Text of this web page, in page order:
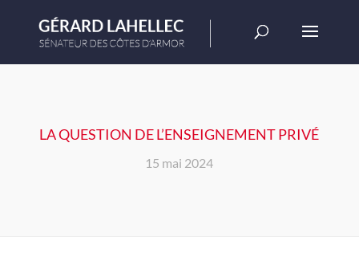
LA QUESTION DE L’ENSEIGNEMENT PRIVÉ
15 mai 2024